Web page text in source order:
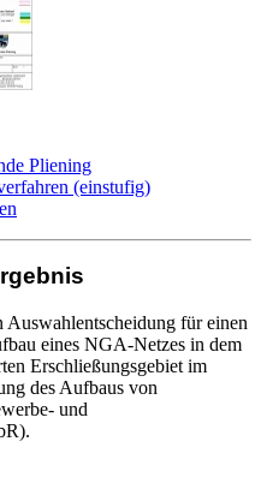
Pliening
(einstufig)
Auswahlentscheidung für einen
eines NGA-Netzes in dem
Erschließungsgebiet im
des Aufbaus von
und